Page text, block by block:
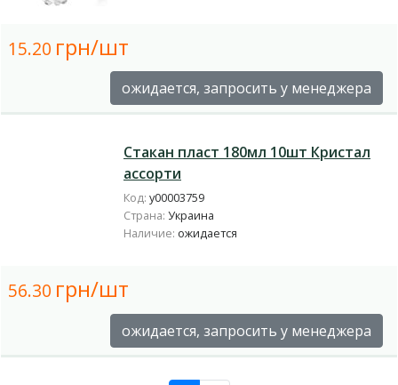
15.20 грн/шт
ожидается, запросить у менеджера
Стакан пласт 180мл 10шт Кристал
ассорти
Код: у00003759
Страна: Украина
Наличие: ожидается
56.30 грн/шт
ожидается, запросить у менеджера